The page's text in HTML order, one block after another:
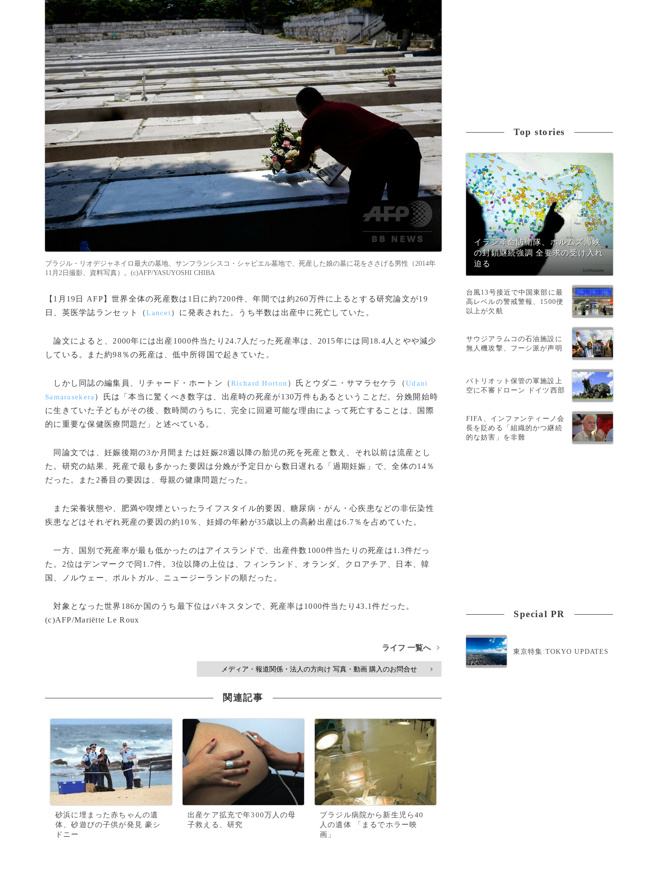
ブラジル・リオデジャネイロ最大の墓地、サンフランシスコ・シャビエル墓地で、死産した娘の墓に花をささげる男性（2014年
11月2日撮影、資料写真）。(c)AFP/YASUYOSHI CHIBA
【1月19日 AFP】世界全体の死産数は1日に約7200件、年間では約260万件に上るとする研究論文が19
日、英医学誌ランセット（Lancet）に発表された。うち半数は出産中に死亡していた。
論文によると、2000年には出産1000件当たり24.7人だった死産率は、2015年には同18.4人とやや減少
している。また約98％の死産は、低中所得国で起きていた。
しかし同誌の編集員、リチャード・ホートン（Richard Horton ）氏とウダニ・サマラセケラ（Udani
Samarasekera ）氏は「本当に驚くべき数字は、出産時の死産が130万件もあるということだ。分娩開始時
に生きていた子どもがその後、数時間のうちに、完全に回避可能な理由によって死亡することは、国際
的に重要な保健医療問題だ」と述べている。
同論文では、妊娠後期の3か月間または妊娠28週以降の胎児の死を死産と数え、それ以前は流産とし
た。研究の結果、死産で最も多かった要因は分娩が予定日から数日遅れる「過期妊娠」で、全体の14％
だった。また2番目の要因は、母親の健康問題だった。
また栄養状態や、肥満や喫煙といったライフスタイル的要因、糖尿病・がん・心疾患などの非伝染性
疾患などはそれぞれ死産の要因の約10％、妊婦の年齢が35歳以上の高齢出産は6.7％を占めていた。
一方、国別で死産率が最も低かったのはアイスランドで、出産件数1000件当たりの死産は1.3件だっ
た。2位はデンマークで同1.7件。3位以降の上位は、フィンランド、オランダ、クロアチア、日本、韓
国、ノルウェー、ポルトガル、ニュージーランドの順だった。
対象となった世界186か国のうち最下位はパキスタンで、死産率は1000件当たり43.1件だった。
(c)AFP/Mariëtte Le Roux
ライフ 一覧へ >
メディア・報道関係・法人の方向け 写真・動画 購入のお問合せ >
関連記事
砂浜に埋まった赤ちゃんの遺
体、砂遊びの子供が発見 豪シ
ドニー
出産ケア拡充で年300万人の母
子救える、研究
ブラジル病院から新生児ら40
人の遺体 「まるでホラー映
画」
Top stories
イラン革命防衛隊、ホルムズ海峡
の封鎖継続強調 全要求の受け入れ
迫る
台風13号接近で中国東部に最
高レベルの警戒警報、1500便
以上が欠航
サウジアラムコの石油施設に
無人機攻撃、フーシ派が声明
パトリオット保管の軍施設上
空に不審ドローン ドイツ西部
FIFA、インファンティーノ会
長を貶める「組織的かつ継続
的な妨害」を非難
Special PR
東京特集:TOKYO UPDATES